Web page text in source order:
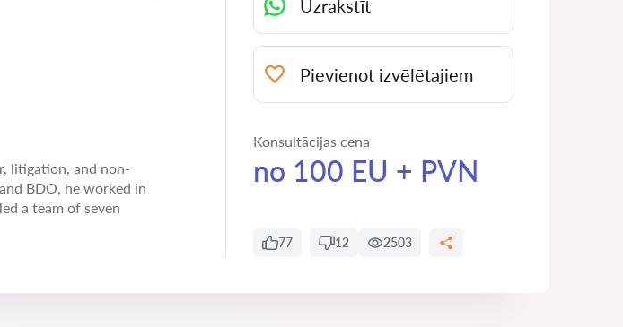
litigation, and non-
BDO, he worked in
a team of seven
Uzrakstīt
Pievienot izvēlētajiem
Konsultācijas cena
no 100 EU + PVN
77 12 2503